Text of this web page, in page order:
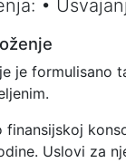
•
je formulisano
finansijskoj
Uslovi za